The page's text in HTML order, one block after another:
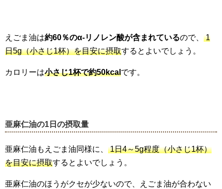
えごま油は約60％のα-リノレン酸が含まれているので、 1
日5g（小さじ1杯）を目安に摂取するとよいでしょう。
カロリーは小さじ1杯で約50kcalです。
亜麻仁油の1 日の摂取量
亜麻仁油もえごま油同様に、 1日4～5g程度（小さじ1杯）
を目安に摂取するとよいでしょう。
亜麻仁油のほうがクセが少ないので、えごま油が合わない